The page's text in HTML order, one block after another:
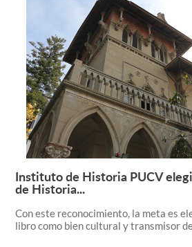
Instituto de Historia PUCV
de Historia...
Con este reconocimiento, la meta es
libro como bien cultural y transmisor